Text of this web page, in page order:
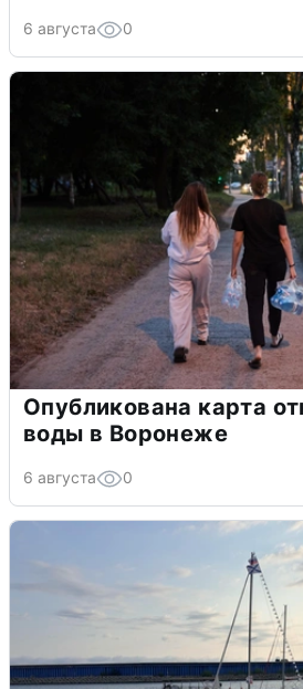
6 августа 0
Опубликована карта
воды в Воронеже
6 августа 0